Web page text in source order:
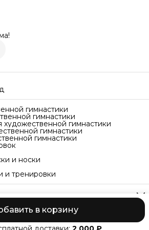
в корзину
гимнастики
гимнастики
гимнастики
гимнастики
гимнастики
и носки
и тренировки
7
возвратаРеквизитыОферта